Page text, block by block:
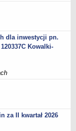
OSP
dla inwestycji pn.
Kowalki-
za II kwartał 2026